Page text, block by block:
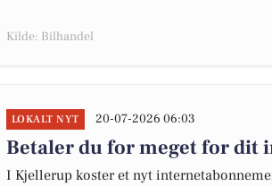
Kilde: Bilhandel
LOKALT NYT 20-07-2026 06:03
Betaler du for meget for dit
I Kjellerup koster et nyt